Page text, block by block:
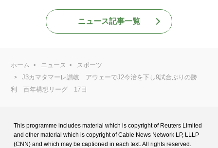
ニュース記事一覧
ホーム ニュース
スポーツ
J3カマタマーレ讃岐 アウェーでJ2今治を下し9試合ぶりの勝
利 百年構想リーグ 17日
This programme includes material which is copyright of Reuters Limited
and other material which is copyright of Cable News Network LP, LLLP
(CNN) and which may be captioned in each text. All rights reserved.